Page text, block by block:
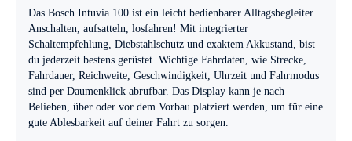
Das Bosch Intuvia 100 ist ein leicht bedienbarer Alltagsbegleiter.
Anschalten, aufsatteln, losfahren! Mit integrierter
Schaltempfehlung, Diebstahlschutz und exaktem Akkustand, bist
du jederzeit bestens gerüstet. Wichtige Fahrdaten, wie Strecke,
Fahrdauer, Reichweite, Geschwindigkeit, Uhrzeit und Fahrmodus
sind per Daumenklick abrufbar. Das Display kann je nach
Belieben, über oder vor dem Vorbau platziert werden, um für eine
gute Ablesbarkeit auf deiner Fahrt zu sorgen.